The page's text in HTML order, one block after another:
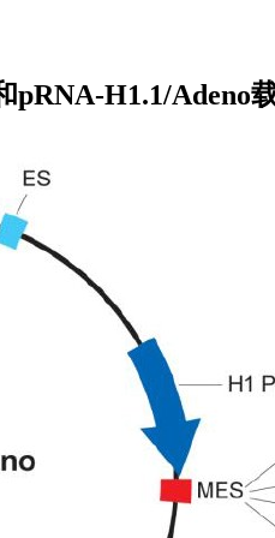
pRNA-H1.1/Adeno